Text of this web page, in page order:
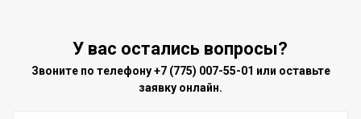
У вас остались вопросы?
Звоните по телефону+7 (775) 007-55-01 или оставьте
заявку онлайн.